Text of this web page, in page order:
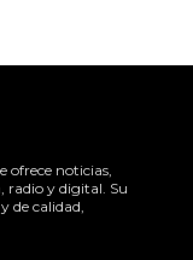
ofrece noticias,
radio y digital. Su
de calidad,